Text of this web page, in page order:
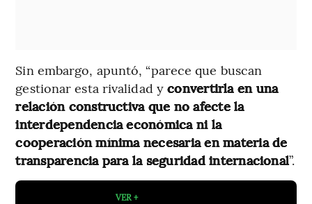
Sin embargo, apuntó, “parece que buscan
gestionar esta rivalidad yconvertirla en una
relación constructiva que no afecte la
interdependencia económica ni la
cooperación mínima necesaria en materia de
transparencia para la seguridad internacional”.
VER +